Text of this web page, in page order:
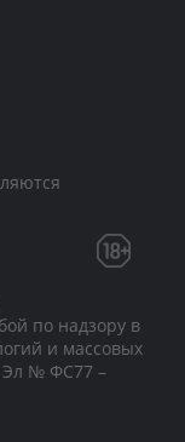
по надзору в
и массовых
Эл № ФС77 –